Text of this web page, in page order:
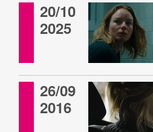
20/10
2025
26/09
2016